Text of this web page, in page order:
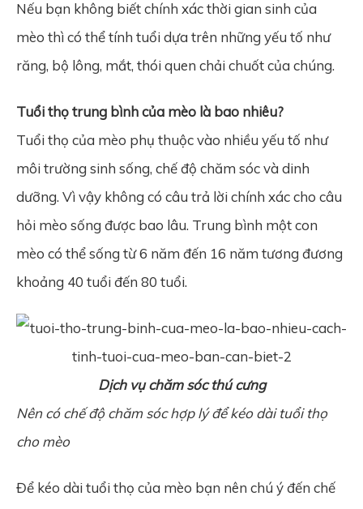
Nếu bạn không biết chính xác thời gian sinh của
mèo thì có thể tính tuổi dựa trên những yếu tố như
răng, bộ lông, mắt, thói quen chải chuốt của chúng.
Tuổi thọ trung bình của mèo là bao nhiêu?
Tuổi thọ của mèo phụ thuộc vào nhiều yếu tố như
môi trường sinh sống, chế độ chăm sóc và dinh
dưỡng. Vì vậy không có câu trả lời chính xác cho câu
hỏi mèo sống được bao lâu. Trung bình một con
mèo có thể sống từ 6 năm đến 16 năm tương đương
khoảng 40 tuổi đến 80 tuổi.
Dịch vụ chăm sóc thú cưng
Nên có chế độ chăm sóc hợp lý để kéo dài tuổi thọ
cho mèo
Để kéo dài tuổi thọ của mèo bạn nên chú ý đến chế